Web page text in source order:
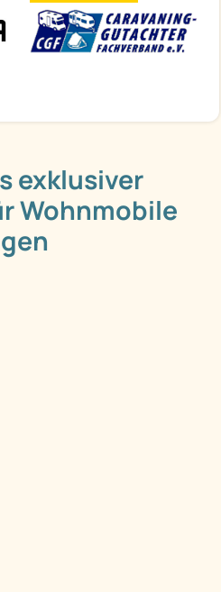
exklusiver
Wohnmobile